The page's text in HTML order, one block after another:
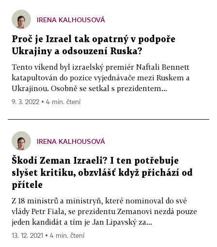
IRENA KALHOUSOVÁ
Proč je Izrael tak opatrný v podpoře
Ukrajiny a odsouzení Ruska?
Tento víkend byl izraelský premiér Naftali Bennett
katapultován do pozice vyjednávače mezi Ruskem a
Ukrajinou. Osobně se setkal s prezidentem...
9. 3. 2022 ▪ 4 min. čtení
IRENA KALHOUSOVÁ
Škodí Zeman Izraeli? I ten potřebuje
slyšet kritiku, obzvlášť když přichází od
přítele
Z 18 ministrů a ministryň, které nominoval do své
vlády Petr Fiala, se prezidentu Zemanovi nezdá pouze
jeden kandidát a tím je Jan Lipavský za...
13. 12. 2021 ▪ 4 min. čtení